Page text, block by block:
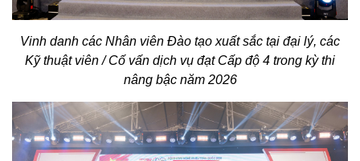
Vinh danh các Nhân viên Đào tạo xuất sắc tại đại lý, các
Kỹ thuật viên / Cố vấn dịch vụ đạt Cấp độ 4 trong kỳ thi
nâng bậc năm 2026